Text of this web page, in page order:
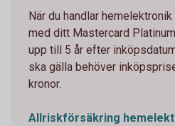
När du handlar
med ditt Mastercard
upp till 5 år efter
ska gälla behöver
kronor.
Allriskförsäkring